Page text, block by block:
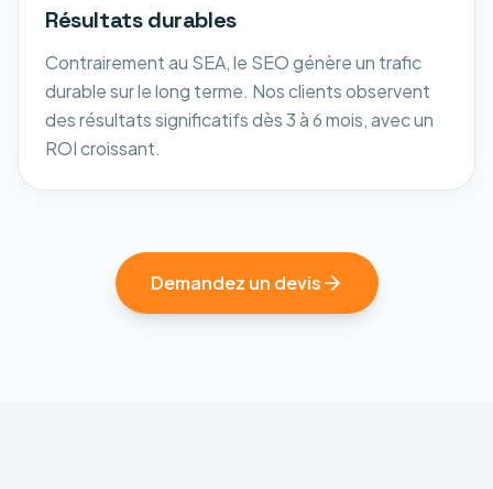
Résultats durables
Contrairement au SEA, le SEO génère un trafic
durable sur le long terme. Nos clients observent
des résultats significatifs dès 3 à 6 mois, avec un
ROI croissant.
Demandez un devis